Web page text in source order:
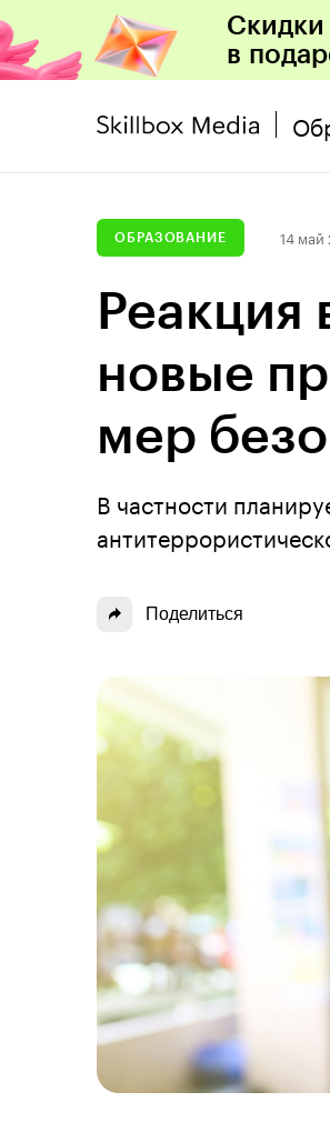
Скидки
в
ОБРАЗОВАНИЕ 14 май
Реакция
новые
мер
В частности
Поделиться